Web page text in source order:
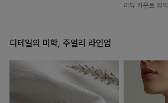
리뷰 카운트 영역
디테일의 미학, 주얼리 라인업